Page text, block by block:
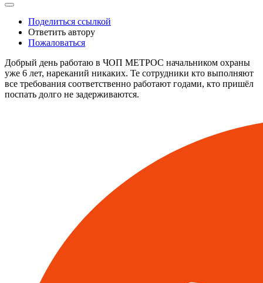
Поделиться ссылкой
Ответить автору
Пожаловаться
Добрый день работаю в ЧОП МЕТРОС начальником охраны
уже 6 лет, нареканий никаких. Те сотрудники кто выполняют
все требования соответственно работают годами, кто пришёл
поспать долго не задерживаются.